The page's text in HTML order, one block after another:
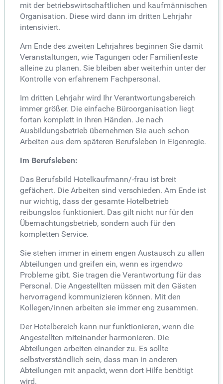
mit der betriebswirtschaftlichen und kaufmännischen
Organisation. Diese wird dann im dritten Lehrjahr
intensiviert.
Am Ende des zweiten Lehrjahres beginnen Sie damit
Veranstaltungen, wie Tagungen oder Familienfeste
alleine zu planen. Sie bleiben aber weiterhin unter der
Kontrolle von erfahrenem Fachpersonal.
Im dritten Lehrjahr wird Ihr Verantwortungsbereich
immer größer. Die einfache Büroorganisation liegt
fortan komplett in Ihren Händen. Je nach
Ausbildungsbetrieb übernehmen Sie auch schon
Arbeiten aus dem späteren Berufsleben in Eigenregie.
Im Berufsleben:
Das Berufsbild Hotelkaufmann/-frau ist breit
gefächert. Die Arbeiten sind verschieden. Am Ende ist
nur wichtig, dass der gesamte Hotelbetrieb
reibungslos funktioniert. Das gilt nicht nur für den
Übernachtungsbetrieb, sondern auch für den
kompletten Service.
Sie stehen immer in einem engen Austausch zu allen
Abteilungen und greifen ein, wenn es irgendwo
Probleme gibt. Sie tragen die Verantwortung für das
Personal. Die Angestellten müssen mit den Gästen
hervorragend kommunizieren können. Mit den
Kollegen/innen arbeiten sie immer eng zusammen.
Der Hotelbereich kann nur funktionieren, wenn die
Angestellten miteinander harmonieren. Die
Abteilungen arbeiten einander zu. Es sollte
selbstverständlich sein, dass man in anderen
Abteilungen mit anpackt, wenn dort Hilfe benötigt
wird.